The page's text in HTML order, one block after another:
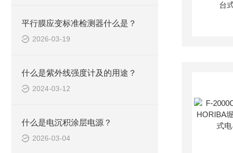
平行膜应变标准检测器什么是？
2026-03-19
什么是紫外线强度计及的用途？
2024-03-12
什么是电沉积涂层电源？
2026-03-04